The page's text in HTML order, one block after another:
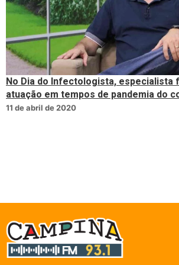
No Dia do Infectologista, especialista
atuação em tempos de pandemia do
11 de abril de 2020